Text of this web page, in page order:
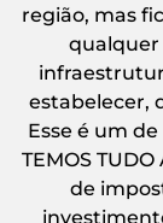
região, mas
qualquer
estabelecer,
Esse é um
TEMOS
de